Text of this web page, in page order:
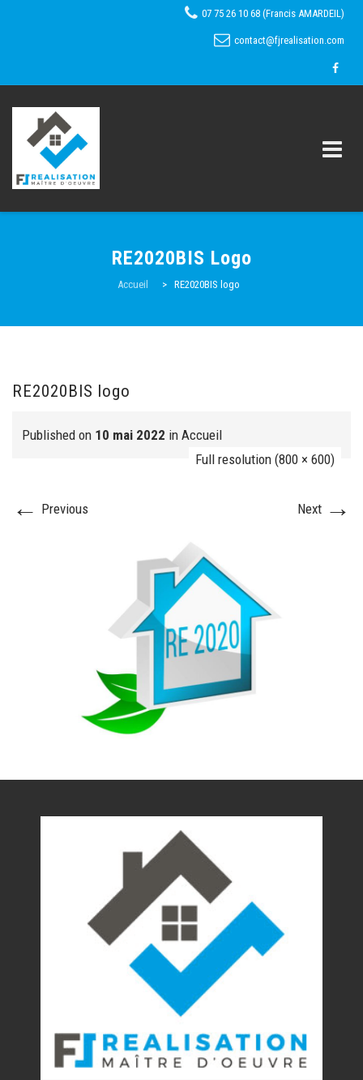
07 75 26 10 68 (Francis AMARDEIL)
contact@fjrealisation.com
FJ réalisation
Nos réalisations
RE2020BIS Logo
Accueil > RE2020BIS logo
RE2020BIS logo
Published on 10 mai 2022 in Accueil
Full resolution (800 × 600)
← Previous Next →